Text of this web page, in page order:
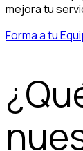
mejora tu
Forma a tu